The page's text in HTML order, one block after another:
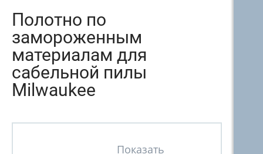
Полотно по
замороженным
материалам для
сабельной пилы
Milwaukee